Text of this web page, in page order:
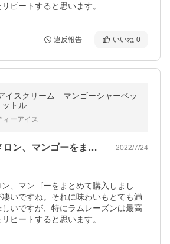
ピートすると思います。
違反報告 いいね 0
イスクリーム マンゴーシャーベッ
トル
ィーアイス
ラムレーズン、メロン、マンゴーをまとめ… 2022/7/24
、マンゴーをまとめて購入しまし
いですね。それに味わいもとても満
いですが、特にラムレーズンは最高
ピートすると思います。